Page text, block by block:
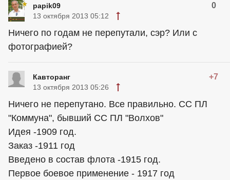
papik09 0
13 октября 2013 05:12
Ничего по годам не перепутали, сэр? Или с
фотографией?
Кавторанг +7
13 октября 2013 05:26
Ничего не перепутано. Все правильно. СС ПЛ
"Коммуна", бывший СС ПЛ "Волхов"
Идея -1909 год.
Заказ -1911 год
Введено в состав флота -1915 год.
Первое боевое применение - 1917 год